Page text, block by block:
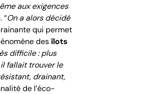
aux exigences
“On a alors décidé
qui permet
desîlots
difficile: plus
fallait trouver le
drainant,
de l’éco-